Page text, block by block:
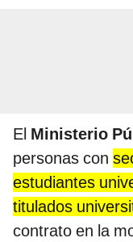
El Ministerio
personas con
estudiantes
titulados
contrato en la